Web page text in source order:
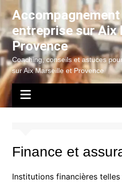
au
contenu
entreprise sur Aix
Provence
Coaching, conseils et astuces
sur Aix Marseille et Provence
Finance et
Institutions financières